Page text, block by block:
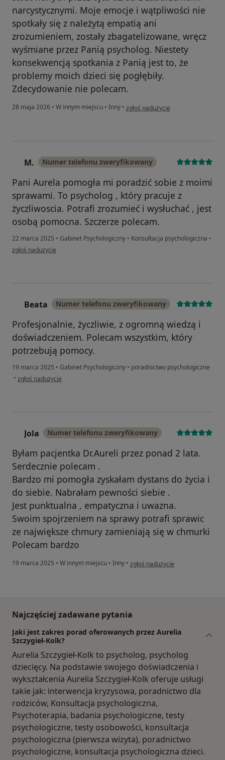
narcystycznymi. Moje emocje i wątpliwości nie
spotkały się z należytą empatią ani
zrozumieniem, zostały zbagatelizowane, wręcz
wyśmiane przez Panią psycholog. Niestety
konsekwencją spotkania z Panią jest to, że
problemy moich dzieci się pogłębiły.
Zdecydowanie nie polecam.
28 maja 2026 • W innym miejscu • Inny • w opinii użytkownika Barbara
zgłoś nadużycie
M. Numer telefonu zweryfikowany
Pani Aurela pomogła mi poradzić sobie z moimi
sprawami. To psycholog , który pracuje z
życzliwoscia. Potrafi zrozumieć i wysłuchać , jest
osobą pomocna. Szczerze polecam.
22 marca 2025 • Gabinet Psychologiczny • Konsultacja psychologiczna •
w opinii użytkownika M.
zgłoś nadużycie
Beata Numer telefonu zweryfikowany
Profesjonalnie, życzliwie, z ogromną wiedzą i
doświadczeniem. Polecam wszystkim, który
potrzebują pomocy.
19 marca 2025 • Gabinet Psychologiczny • poradnictwo psychologiczne
• w opinii użytkownika Beata
zgłoś nadużycie
Jola Numer telefonu zweryfikowany
Byłam pacjentka Dr.Aureli przez ponad 2 lata.
Serdecznie polecam .
Bardzo mi pomogła zyskałam dystans do życia i
do siebie. Nabrałam pewności siebie .
Jest punktualna , empatyczna i uwazna.
Swoim spojrzeniem na sprawy potrafi sprawic
ze największe chmury zamieniają się w chmurki
Polecam bardzo
19 marca 2025 • W innym miejscu • Inny • w opinii użytkownika Jola
zgłoś nadużycie
Najczęściej zadawane pytania
Jaki jest zakres porad oferowanych przez Aurelia
Szczygieł-Kolk?
Aurelia Szczygieł-Kolk to psycholog, psycholog
dziecięcy. Na podstawie swojego doświadczenia i
wykształcenia Aurelia Szczygieł-Kolk oferuje usługi
takie jak: interwencja kryzysowa, poradnictwo dla
rodziców, Konsultacja psychologiczna,
Psychoterapia, badania psychologiczne, testy
psychologiczne, testy osobowości, konsultacja
psychologiczna (pierwsza wizyta), poradnictwo
psychologiczne, konsultacja psychologiczna dzieci.